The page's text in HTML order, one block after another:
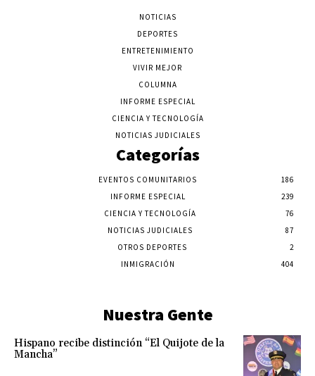
NOTICIAS
DEPORTES
ENTRETENIMIENTO
VIVIR MEJOR
COLUMNA
INFORME ESPECIAL
CIENCIA Y TECNOLOGÍA
NOTICIAS JUDICIALES
Categorías
EVENTOS COMUNITARIOS
186
INFORME ESPECIAL
239
CIENCIA Y TECNOLOGÍA
76
NOTICIAS JUDICIALES
87
OTROS DEPORTES
2
INMIGRACIÓN
404
Nuestra Gente
Hispano recibe distinción “El Quijote de la
Mancha”